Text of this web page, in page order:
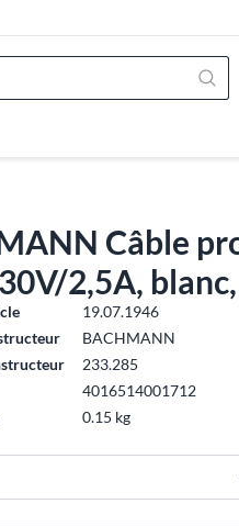
Câble
2,5A,
19.07.1946
BACHMANN
233.285
4016514001712
0.15 kg